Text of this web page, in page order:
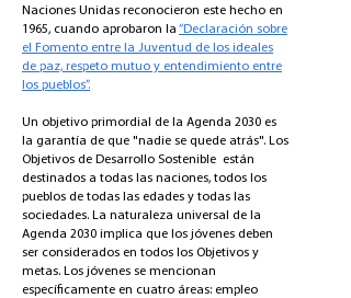
Naciones Unidas reconocieron este hecho en
1965, cuando aprobaron la “Declaración sobre
el Fomento entre la Juventud de los ideales
de paz, respeto mutuo y entendimiento entre
los pueblos”.
Un objetivo primordial de la Agenda 2030 es
la garantía de que "nadie se quede atrás". Los
Objetivos de Desarrollo Sostenible están
destinados a todas las naciones, todos los
pueblos de todas las edades y todas las
sociedades. La naturaleza universal de la
Agenda 2030 implica que los jóvenes deben
ser considerados en todos los Objetivos y
metas. Los jóvenes se mencionan
específicamente en cuatro áreas: empleo